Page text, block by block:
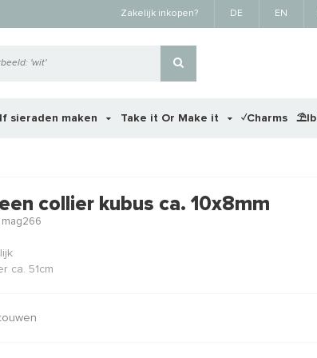
Zakelijk inkopen? DE EN
sieraden maken Take it Or Make it ✓Charms
je?
collier kubus ca. 10x8mm
ca. 51cm